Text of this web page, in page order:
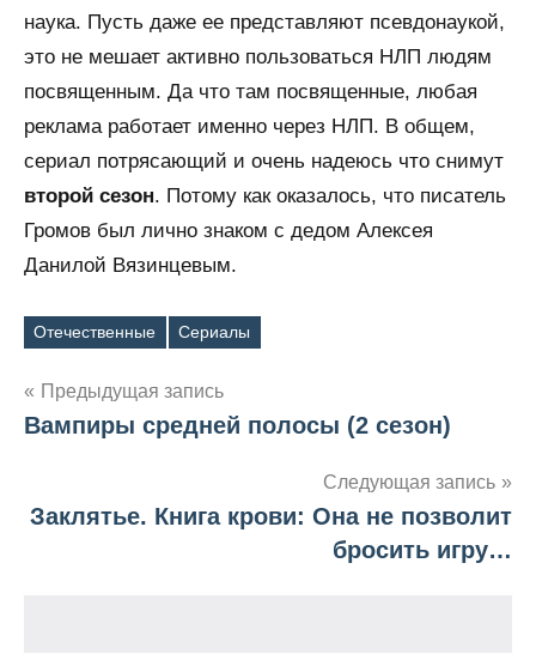
наука. Пусть даже ее представляют псевдонаукой,
это не мешает активно пользоваться НЛП людям
посвященным. Да что там посвященные, любая
реклама работает именно через НЛП. В общем,
сериал потрясающий и очень надеюсь что снимут
второй сезон. Потому как оказалось, что писатель
Громов был лично знаком с дедом Алексея
Данилой Вязинцевым.
Метки
Отечественные Сериалы
Навигация
записям
Предыдущая запись
Вампиры средней полосы (2 сезон)
Следующая запись
Заклятье. Книга крови: Она не позволит
бросить игру…